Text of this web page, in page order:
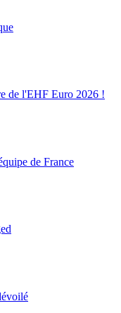
de l'EHF Euro 2026 !
de France